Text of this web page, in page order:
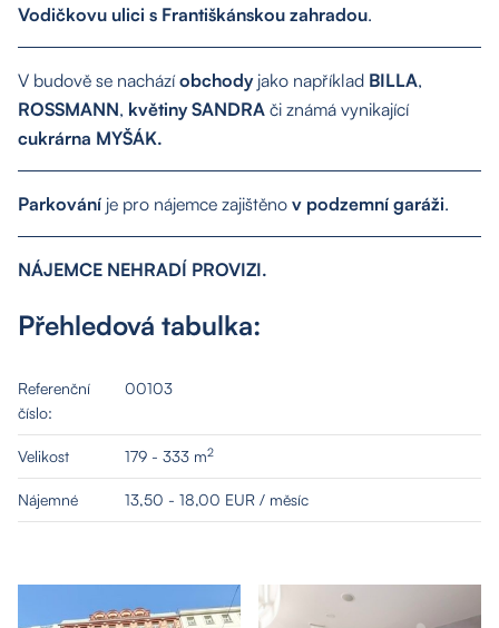
O nás
Nemovitosti
Služby
Kontakt
Vodičkovu ulici s Františkánskou zahradou.
V budově se nacházíobchodyjako například BILLA,
ROSSMANN, květiny SANDRA či známá vynikající
cukrárna MYŠÁK.
Parkování je pro nájemce zajištěno v podzemní garáži.
NÁJEMCE NEHRADÍ PROVIZI.
Přehledová tabulka:
Referenční
číslo:
00103
Velikost 179 - 333 m2
Nájemné 13,50 - 18,00 EUR / měsíc